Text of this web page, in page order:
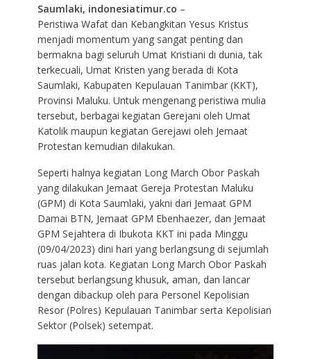
Saumlaki, indonesiatimur.co –
Peristiwa Wafat dan Kebangkitan Yesus Kristus
menjadi momentum yang sangat penting dan
bermakna bagi seluruh Umat Kristiani di dunia, tak
terkecuali, Umat Kristen yang berada di Kota
Saumlaki, Kabupaten Kepulauan Tanimbar (KKT),
Provinsi Maluku. Untuk mengenang peristiwa mulia
tersebut, berbagai kegiatan Gerejani oleh Umat
Katolik maupun kegiatan Gerejawi oleh Jemaat
Protestan kemudian dilakukan.
Seperti halnya kegiatan Long March Obor Paskah
yang dilakukan Jemaat Gereja Protestan Maluku
(GPM) di Kota Saumlaki, yakni dari Jemaat GPM
Damai BTN, Jemaat GPM Ebenhaezer, dan Jemaat
GPM Sejahtera di Ibukota KKT ini pada Minggu
(09/04/2023) dini hari yang berlangsung di sejumlah
ruas jalan kota. Kegiatan Long March Obor Paskah
tersebut berlangsung khusuk, aman, dan lancar
dengan dibackup oleh para Personel Kepolisian
Resor (Polres) Kepulauan Tanimbar serta Kepolisian
Sektor (Polsek) setempat.